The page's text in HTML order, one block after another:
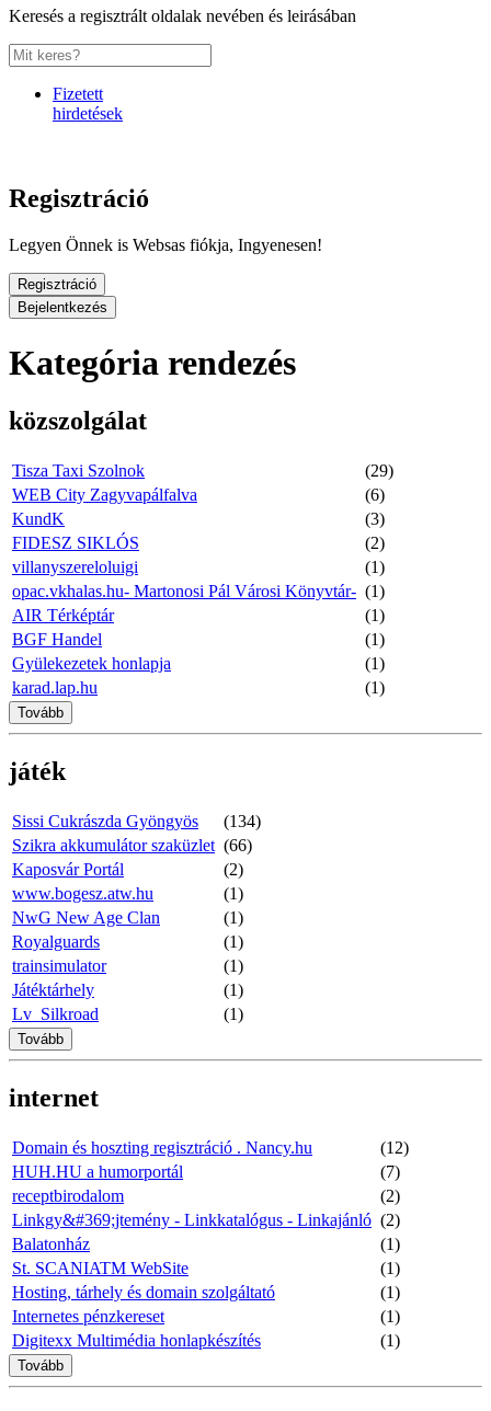
Keresés a regisztrált oldalak nevében és leirásában
Fizetett
hirdetések
Regisztráció
Legyen Önnek is Websas fiókja, Ingyenesen!
Regisztráció
Bejelentkezés
Kategória rendezés
közszolgálat
Tisza Taxi Szolnok
(29)
WEB City Zagyvapálfalva
(6)
KundK
(3)
FIDESZ SIKLÓS
(2)
villanyszereloluigi
(1)
opac.vkhalas.hu- Martonosi Pál Városi Könyvtár- (1)
AIR Térképtár
(1)
BGF Handel
(1)
Gyülekezetek honlapja
(1)
karad.lap.hu
(1)
Tovább
játék
Sissi Cukrászda Gyöngyös
(134)
Szikra akkumulátor szaküzlet (66)
Kaposvár Portál
(2)
www.bogesz.atw.hu
(1)
NwG New Age Clan
(1)
Royalguards
(1)
trainsimulator
(1)
Játéktárhely
(1)
Lv_Silkroad
(1)
Tovább
internet
Domain és hoszting regisztráció . Nancy.hu
(12)
HUH.HU a humorportál
(7)
receptbirodalom
(2)
Linkgy&#369;jtemény - Linkkatalógus - Linkajánló (2)
Balatonház
(1)
St. SCANIATM WebSite
(1)
Hosting, tárhely és domain szolgáltató
(1)
Internetes pénzkereset
(1)
Digitexx Multimédia honlapkészítés
(1)
Tovább